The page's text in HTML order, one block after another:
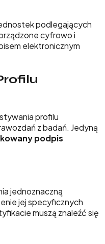
podlegających
cyfrowo i
elektronicznym
profilu
z badań. Jedyną
podpis
jednoznaczną
jej specyficznych
muszą znaleźć się